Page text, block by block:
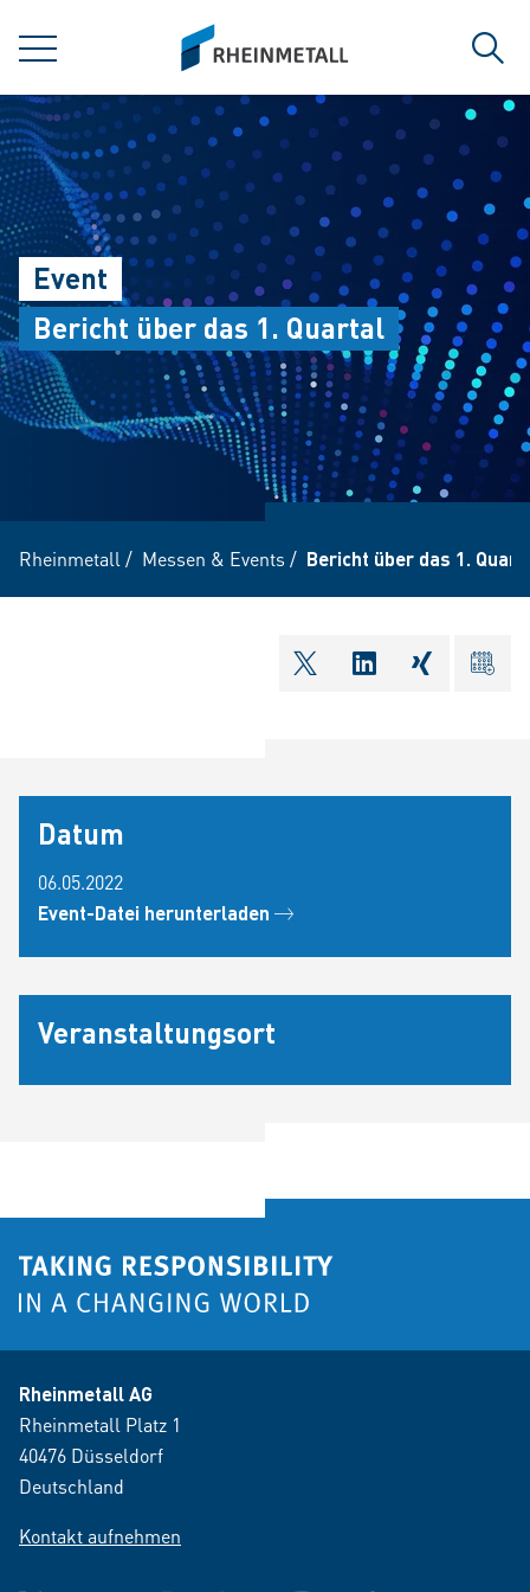
MENÜ
siteLogo
Event
Bericht über das 1. Quartal
Rheinmetall / Messen & Events / Bericht über das 1.
shareOntwitter ical
Datum
06.05.2022
Event-Datei herunterladen
Veranstaltungsort
Rheinmetall AG
Rheinmetall Platz 1
40476 Düsseldorf
Deutschland
Kontakt aufnehmen